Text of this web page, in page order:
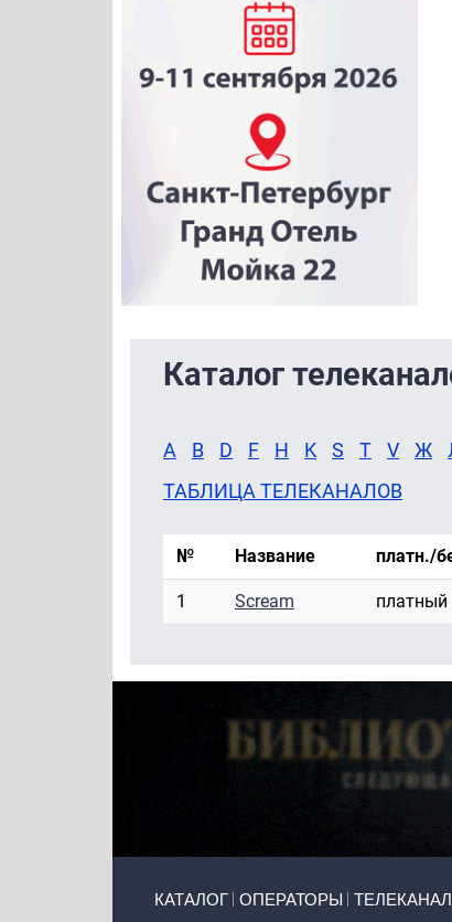
Каталог
A B D F H K S T V Ж
ТАБЛИЦА ТЕЛЕКАНАЛОВ
№ Название платн./
1 Scream платный
КАТАЛОГ ОПЕРАТОРЫ